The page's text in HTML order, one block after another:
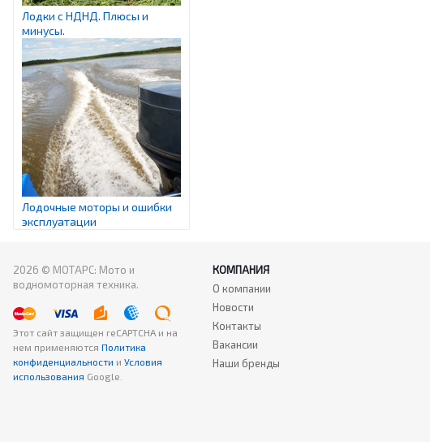
Лодки с НДНД. Плюсы и
минусы.
Лодочные моторы и ошибки
эксплуатации
2026 © МОТАРС: Мото и
водномоторная техника.
Этот сайт защищен reCAPTCHA и на
нем применяются Политика
конфиденциальности и Условия
использования Google.
КОМПАНИЯ
О компании
Новости
Контакты
Вакансии
Наши бренды